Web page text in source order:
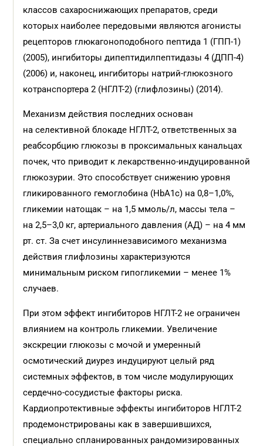
классов сахароснижающих препаратов, среди
которых наиболее передовыми являются агонисты
рецепторов глюкагоноподобного пептида 1 (ГПП-1)
(2005), ингибиторы дипептидилпептидазы 4 (ДПП-4)
(2006) и, наконец, ингибиторы натрий-глюкозного
котранспортера 2 (НГЛТ-2) (глифлозины) (2014).
Механизм действия последних основан
на селективной блокаде НГЛТ-2, ответственных за
реабсорбцию глюкозы в проксимальных канальцах
почек, что приводит к лекарственно-индуцированной
глюкозурии. Это способствует снижению уровня
гликированного гемоглобина (HbA1c) на 0,8–1,0%,
гликемии натощак – на 1,5 ммоль/л, массы тела –
на 2,5–3,0 кг, артериального давления (АД) – на 4 мм
рт. ст. За счет инсулиннезависимого механизма
действия глифлозины характеризуются
минимальным риском гипогликемии – менее 1%
случаев.
При этом эффект ингибиторов НГЛТ-2 не ограничен
влиянием на контроль гликемии. Увеличение
экскреции глюкозы с мочой и умеренный
осмотический диурез индуцируют целый ряд
системных эффектов, в том числе модулирующих
сердечно-сосудистые факторы риска.
Кардиопротективные эффекты ингибиторов НГЛТ-2
продемонстрированы как в завершившихся,
специально спланированных рандомизированных